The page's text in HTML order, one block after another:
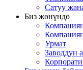
Сатуу
Биз жөнүндө
Урмат
Заводдун